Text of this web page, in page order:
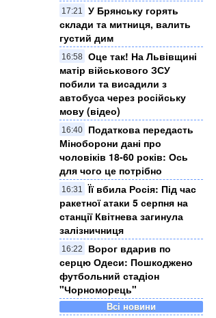
17:21
​У Брянську горять
склади та митниця, валить
густий дим
16:58 Оце так! На Львівщині
матір військового ЗСУ
побили та висадили з
автобуса через російську
мову (відео)
16:40
Податкова передасть
Міноборони дані про
чоловіків 18-60 років: Ось
для чого це потрібно
16:31
Її вбила Росія: Під час
ракетної атаки 5 серпня на
станції Квітнева загинула
залізничниця
16:22
Ворог вдарив по
серцю Одеси: Пошкоджено
футбольний стадіон
"Чорноморець"
Всі новини